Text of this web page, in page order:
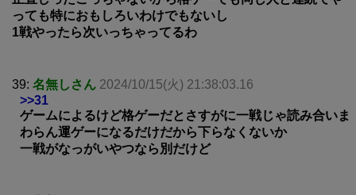
っても特におもしろいわけでもないし
1戦やったら次いっちゃってるわ
39: 名無しさん 2024/10/15(火) 21:38:03.16
>>31
ゲームによるけど格ゲーだとさすがに一戦じゃ読み合いま
わらん運ゲーになるだけだから下らなくないか
一戦がなっがいやつなら別だけど